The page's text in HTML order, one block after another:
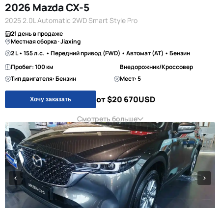
2026 Mazda CX-5
2025 2.0L Automatic 2WD Smart Style Pro
21 день в продаже
Местная сборка · Jiaxing
2 L • 155 л.с. • Передний привод (FWD) • Автомат (AT) • Бензин
Пробег: 100 км
Внедорожник/Кроссовер
Тип двигателя: Бензин
Мест: 5
Хочу заказать от $20 670USD
Смотреть больше